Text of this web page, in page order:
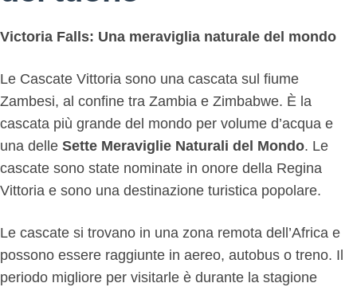
Victoria Falls: Una meraviglia naturale del mondo
Le Cascate Vittoria sono una cascata sul fiume
Zambesi, al confine tra Zambia e Zimbabwe. È la
cascata più grande del mondo per volume d’acqua e
una delle Sette Meraviglie Naturali del Mondo. Le
cascate sono state nominate in onore della Regina
Vittoria e sono una destinazione turistica popolare.
Le cascate si trovano in una zona remota dell’Africa e
possono essere raggiunte in aereo, autobus o treno. Il
periodo migliore per visitarle è durante la stagione